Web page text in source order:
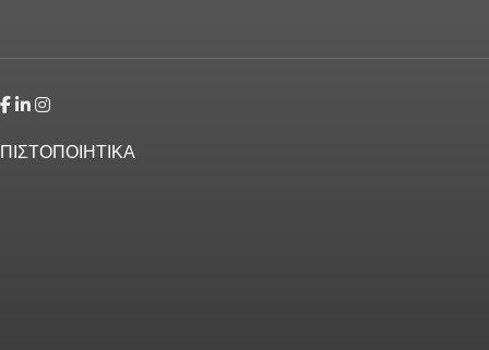
ΠΙΣΤΟΠΟΙΗΤΙΚΑ